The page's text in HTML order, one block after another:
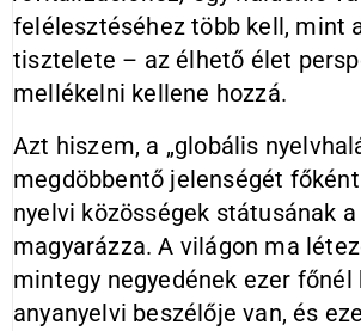
felélesztéséhez több kell, mint
tisztelete – az élhető élet
mellékelni kellene hozzá.
Azt hiszem, a „globális
megdöbbentő jelenségét
nyelvi közösségek státusának
magyarázza. A világon ma
mintegy negyedének ezer főnél
anyanyelvi beszélője van, és